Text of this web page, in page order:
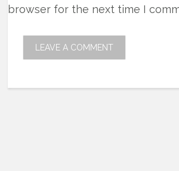
browser for the next time I